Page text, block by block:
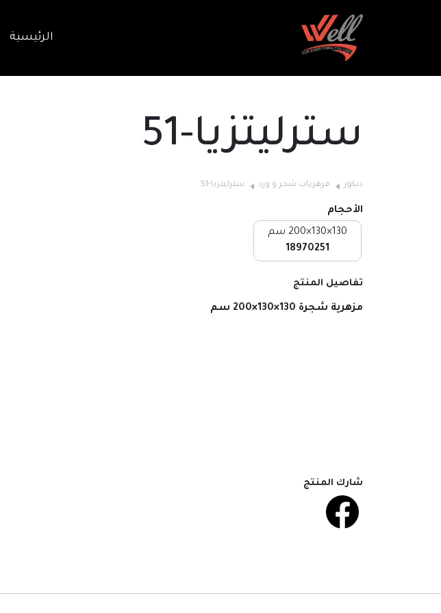
الرئيسية
سترليتزيا-51
ديكور مزهريات شجر و ورد سترليتزيا-51
الأحجام
130×130×200 سم
18970251
تفاصيل المنتج
مزهرية شجرة 130×130×200 سم
شارك المنتج